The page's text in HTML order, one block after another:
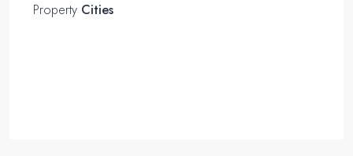
Property Cities